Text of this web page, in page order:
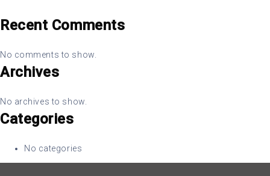
Recent Comments
No comments to show.
Archives
No archives to show.
Categories
No categories